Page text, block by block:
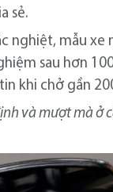
sẻ.
mẫu xe
sau hơn
khi chở gần
và mượt mà ở